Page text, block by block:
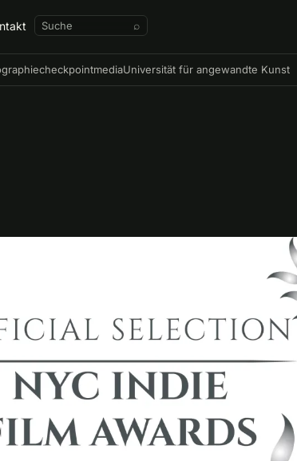
⌕
checkpointmediaUniversität für angewandte Kunst